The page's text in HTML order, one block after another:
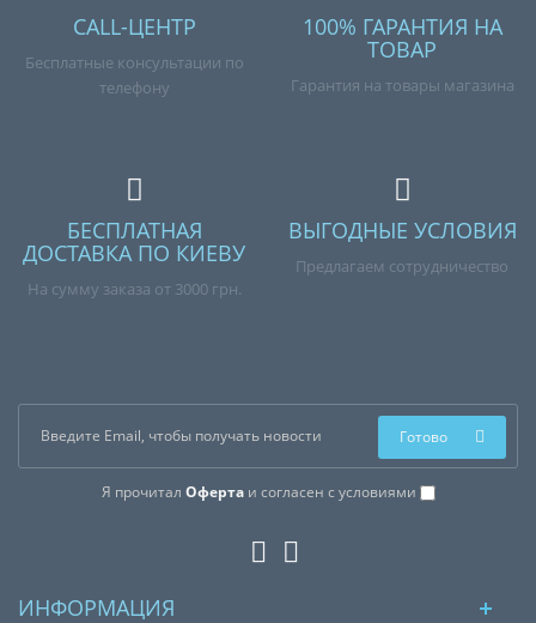
CALL-ЦЕНТР
Бесплатные консультации по
телефону
100% ГАРАНТИЯ НА
ТОВАР
Гарантия на товары магазина
БЕСПЛАТНАЯ
ДОСТАВКА ПО КИЕВУ
На сумму заказа от 3000 грн.
ВЫГОДНЫЕ УСЛОВИЯ
Предлагаем сотрудничество
Я прочитал Офертаи согласен с условиями
Готово
ИНФОРМАЦИЯ